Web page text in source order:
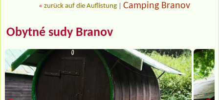
« zurück auf die Auflistung Camping Branov
Obytné sudy Branov